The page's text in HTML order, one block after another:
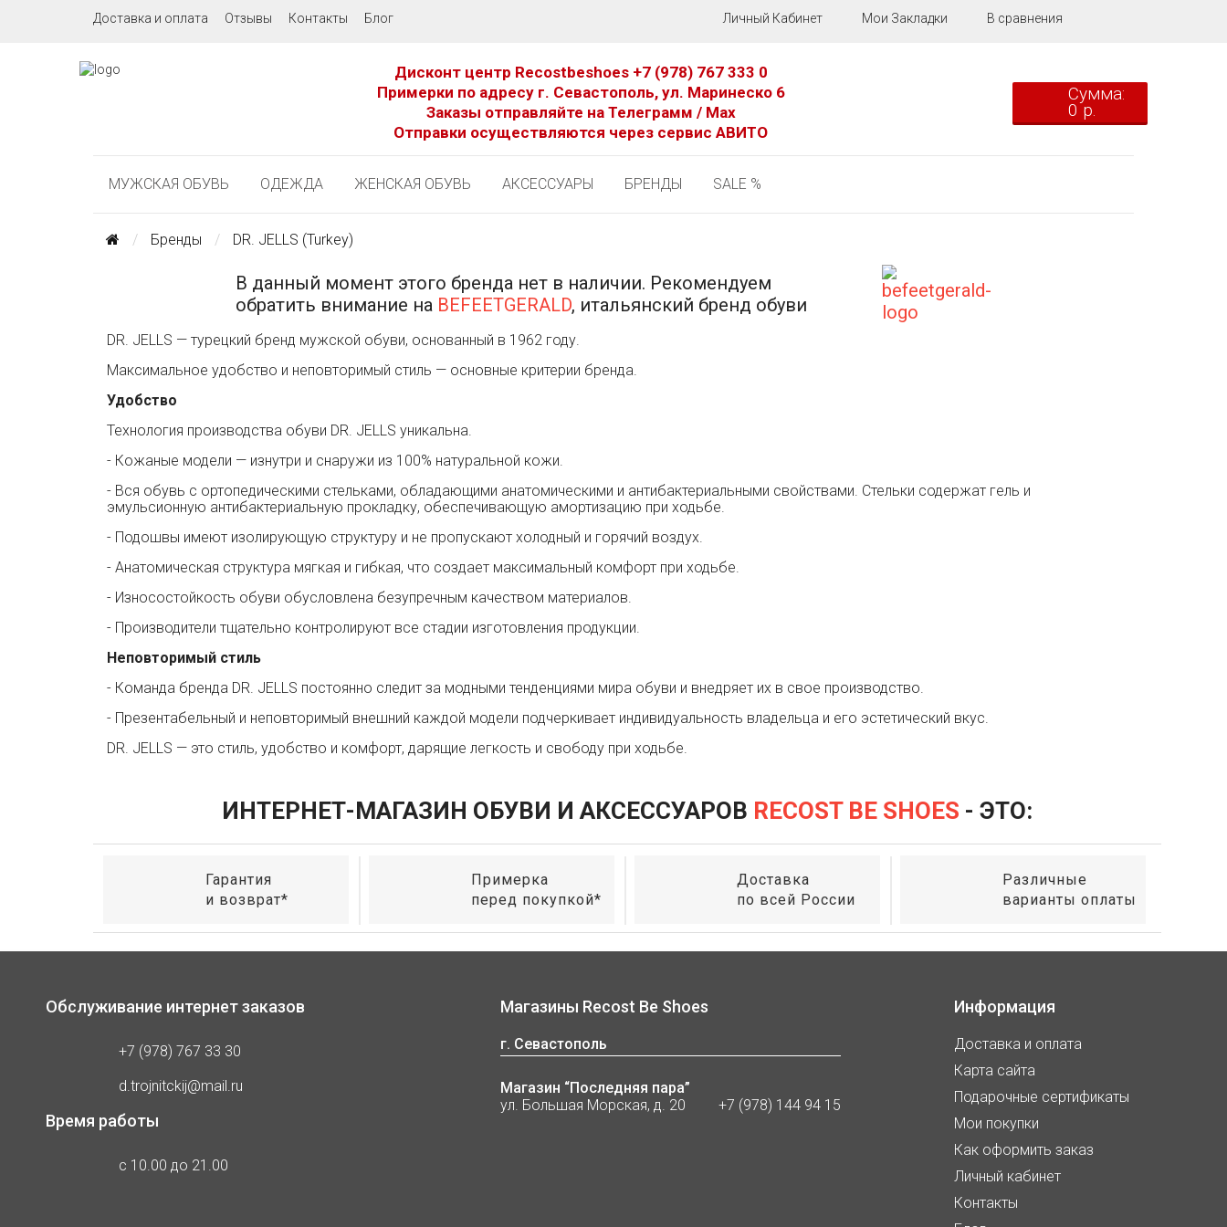
Доставка и оплата Отзывы Контакты Блог Личный Кабинет Мои Закладки В сравнения
Дисконт центр Recostbeshoes +7 (978) 767 333 0
Примерки по адресу г. Севастополь, ул. Маринеско 6
Заказы отправляйте на Телеграмм / Мах
Отправки осуществляются через сервис АВИТО
Сумма:
0 р.
МУЖСКАЯ ОБУВЬ ОДЕЖДА ЖЕНСКАЯ ОБУВЬ АКСЕССУАРЫ БРЕНДЫ SALE %
Бренды DR. JELLS (Turkey)
В данный момент этого бренда нет в наличии. Рекомендуем
обратить внимание на BEFEETGERALD, итальянский бренд обуви
DR. JELLS — турецкий бренд мужской обуви, основанный в 1962 году.
Максимальное удобство и неповторимый стиль — основные критерии бренда.
Удобство
Технология производства обуви DR. JELLS уникальна.
- Кожаные модели — изнутри и снаружи из 100% натуральной кожи.
- Вся обувь с ортопедическими стельками, обладающими анатомическими и антибактериальными свойствами. Стельки содержат гель и
эмульсионную антибактериальную прокладку, обеспечивающую амортизацию при ходьбе.
- Подошвы имеют изолирующую структуру и не пропускают холодный и горячий воздух.
- Анатомическая структура мягкая и гибкая, что создает максимальный комфорт при ходьбе.
- Износостойкость обуви обусловлена безупречным качеством материалов.
- Производители тщательно контролируют все стадии изготовления продукции.
Неповторимый стиль
- Команда бренда DR. JELLS постоянно следит за модными тенденциями мира обуви и внедряет их в свое производство.
- Презентабельный и неповторимый внешний каждой модели подчеркивает индивидуальность владельца и его эстетический вкус.
DR. JELLS — это стиль, удобство и комфорт, дарящие легкость и свободу при ходьбе.
ИНТЕРНЕТ-МАГАЗИН ОБУВИ И АКСЕССУАРОВ RECOST BE SHOES - ЭТО:
Гарантия
и возврат*
Примерка
перед покупкой*
Доставка
по всей России
Различные
варианты оплаты
Обслуживание интернет заказов
+7 (978) 767 33 30
d.trojnitckij@mail.ru
Время работы
с 10.00 до 21.00
Магазины Recost Be Shoes
г. Севастополь
Магазин “Последняя пара”
ул. Большая Морская, д. 20
+7 (978) 144 94 15
Информация
Доставка и оплата
Карта сайта
Подарочные сертификаты
Мои покупки
Как оформить заказ
Личный кабинет
Контакты